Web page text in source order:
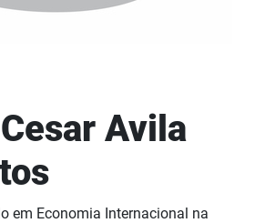
Avila
em Economia Internacional na